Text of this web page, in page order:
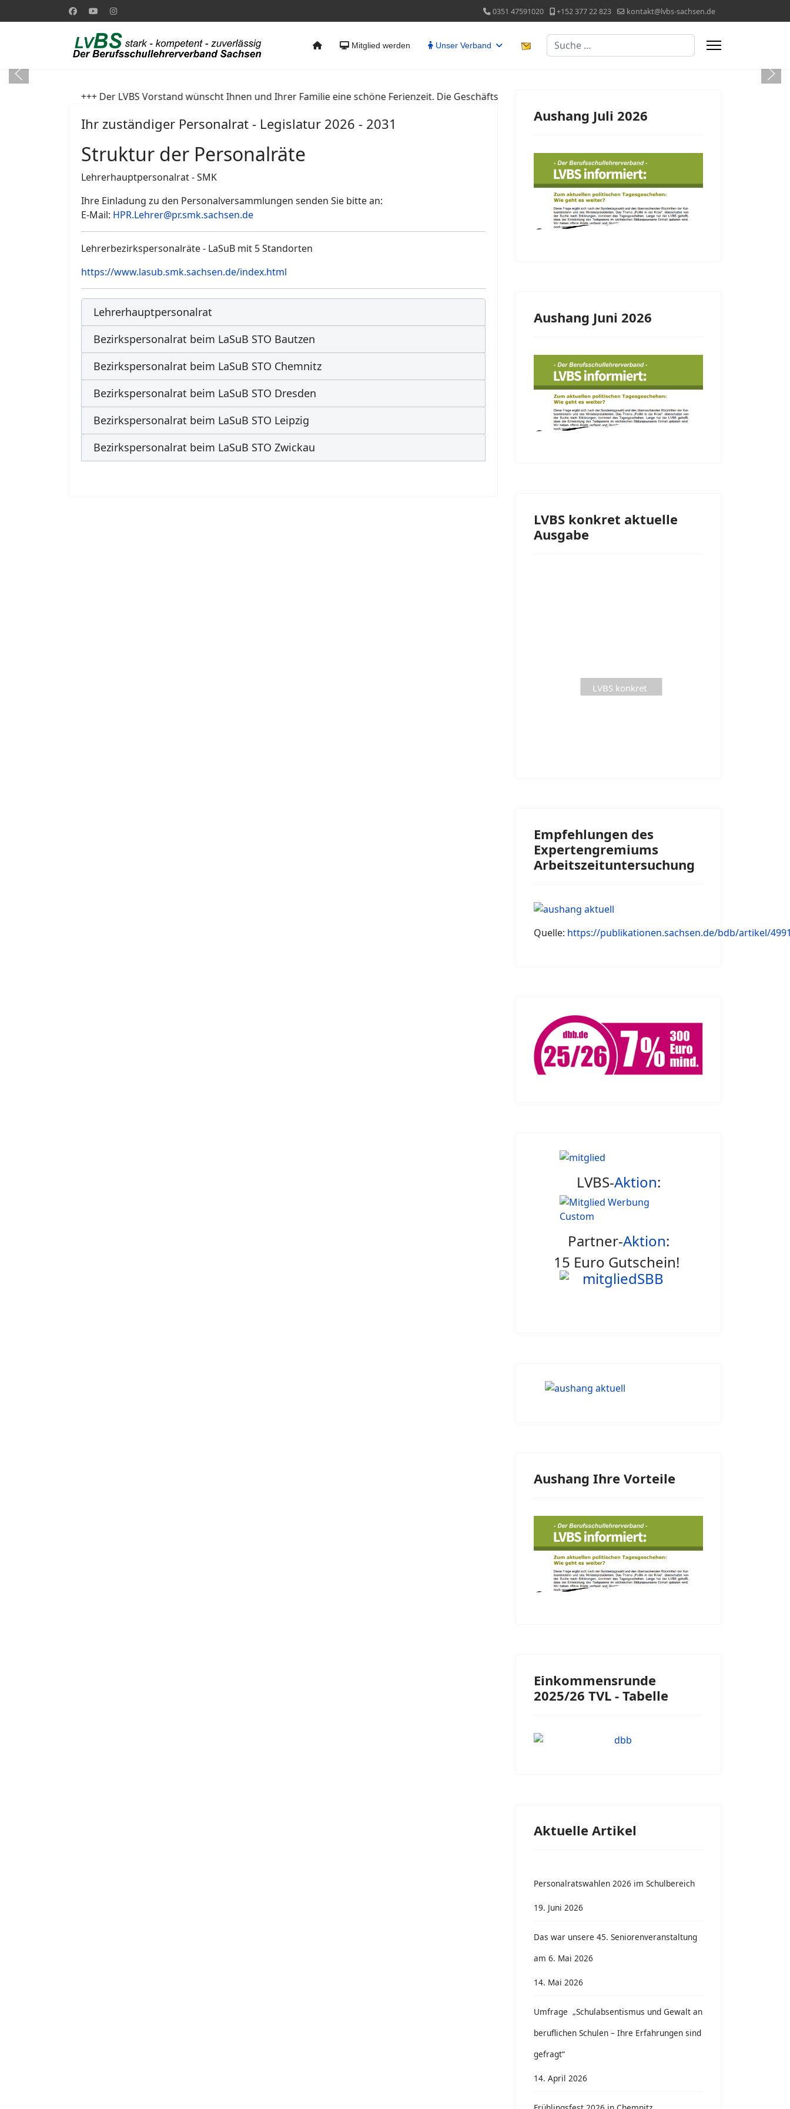
0351 47591020 +152 377 22 823 kontakt@lvbs-sachsen.de
Mitglied werden Unser Verband Suchen
+++ Der LVBS Vorstand wünscht Ihnen und Ihrer Familie eine schöne Ferienzeit. Die Geschäftsstelle ist in der Zeit vom 16. Juli bis 09. August 2026 nicht besetzt. +++
Ihr zuständiger Personalrat - Legislatur 2026 - 2031
Struktur der Personalräte
Lehrerhauptpersonalrat - SMK
Ihre Einladung zu den Personalversammlungen senden Sie bitte an:
E-Mail: HPR.Lehrer@pr.smk.sachsen.de
Lehrerbezirkspersonalräte - LaSuB mit 5 Standorten
https://www.lasub.smk.sachsen.de/index.html
Lehrerhauptpersonalrat
Bezirkspersonalrat beim LaSuB STO Bautzen
Bezirkspersonalrat beim LaSuB STO Chemnitz
Bezirkspersonalrat beim LaSuB STO Dresden
Bezirkspersonalrat beim LaSuB STO Leipzig
Bezirkspersonalrat beim LaSuB STO Zwickau
Aushang Juli 2026
Aushang Juni 2026
LVBS konkret aktuelle
Ausgabe
LVBS konkret
Empfehlungen des
Expertengremiums
Arbeitszeituntersuchung
Quelle: https://publikationen.sachsen.de/bdb/artikel/
LVBS-Aktion:
Partner-Aktion:
15 Euro Gutschein!
Aushang Ihre Vorteile
Einkommensrunde
2025/26 TVL - Tabelle
Aktuelle Artikel
Personalratswahlen 2026 im Schulbereich
19. Juni 2026
Das war unsere 45. Seniorenveranstaltung
am 6. Mai 2026
14. Mai 2026
Umfrage „Schulabsentismus und Gewalt an
beruflichen Schulen – Ihre Erfahrungen sind
gefragt“
14. April 2026